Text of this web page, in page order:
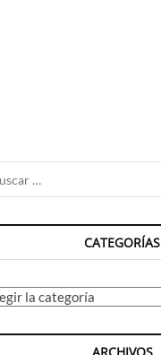
CATEGORÍAS